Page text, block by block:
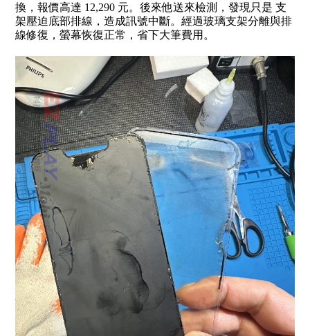
換，報價高達 12,290 元。後來他送來檢測，發現只是 支
架壓迫底部排線，造成訊號中斷。經過玻璃支架分離與排
線修復，螢幕恢復正常，省下大筆費用。